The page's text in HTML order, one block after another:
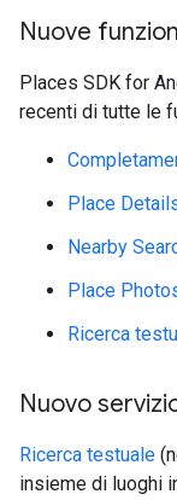
Nuove
Places SDK for
recenti di tutte le
Place
Nearby
Place
Ricerca
Nuovo
Ricerca testuale
insieme di luoghi